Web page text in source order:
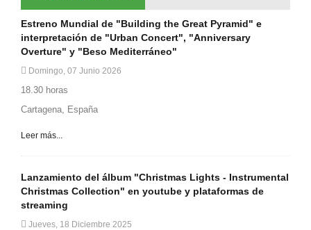
Estreno Mundial de "Building the Great Pyramid" e
interpretación de "Urban Concert", "Anniversary
Overture" y "Beso Mediterráneo"
Domingo, 07 Junio 2026
18.30 horas
Cartagena, España
Leer más...
Lanzamiento del álbum "Christmas Lights - Instrumental
Christmas Collection" en youtube y plataformas de
streaming
Jueves, 18 Diciembre 2025